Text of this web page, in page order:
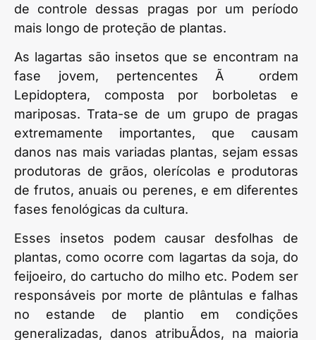
de controle dessas pragas por um período
mais longo de proteção de plantas.
As lagartas são insetos que se encontram na
fase jovem, pertencentes Ã ordem
Lepidoptera, composta por borboletas e
mariposas. Trata-se de um grupo de pragas
extremamente importantes, que causam
danos nas mais variadas plantas, sejam essas
produtoras de grãos, olerícolas e produtoras
de frutos, anuais ou perenes, e em diferentes
fases fenológicas da cultura.
Esses insetos podem causar desfolhas de
plantas, como ocorre com lagartas da soja, do
feijoeiro, do cartucho do milho etc. Podem ser
responsáveis por morte de plântulas e falhas
no estande de plantio em condições
generalizadas, danos atribuÃ­dos, na maioria